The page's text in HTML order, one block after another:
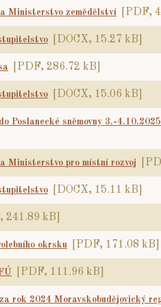
Ministerstvo zemědělství [PDF,
[DOCX, 15.27 kB]
[PDF, 286.72 kB]
[DOCX, 15.06 kB]
Poslanecké sněmovny 3.-4.10.2025
Ministerstvo pro místní rozvoj
[DOCX, 15.11 kB]
241.89 kB]
okrsku [PDF, 171.08 kB]
[PDF, 111.96 kB]
rok 2024 Moravskobudějovický